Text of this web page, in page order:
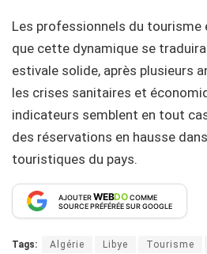
Les professionnels du tourisme
que cette dynamique se
estivale solide, après plusieurs
les crises sanitaires et
indicateurs semblent en tout
des réservations en hausse
touristiques du pays.
AJOUTERWEBDOCOMME
SOURCE PRÉFÉRÉE SUR GOOGLE
Tags: Algérie Libye Tourisme